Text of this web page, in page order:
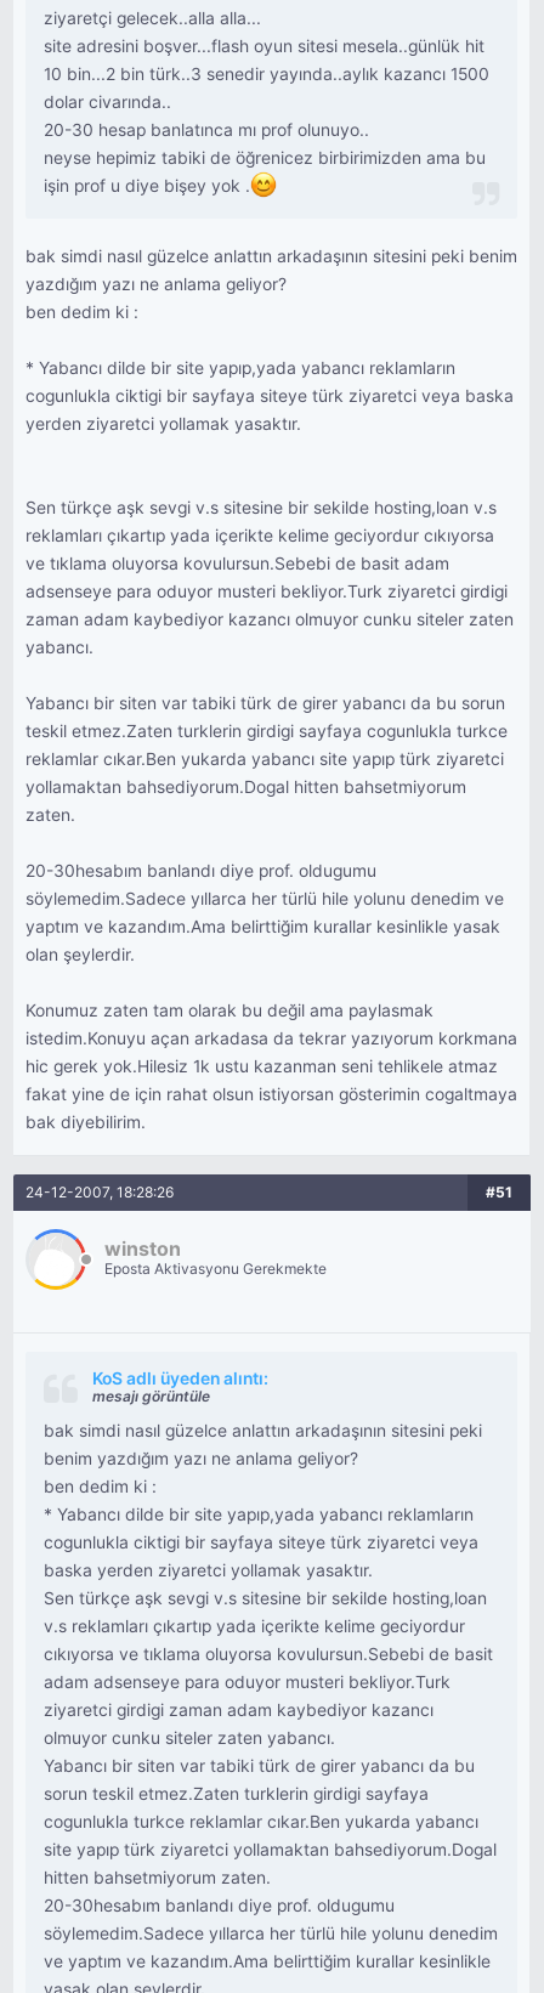
ziyaretçi gelecek..alla alla...
site adresini boşver...flash oyun sitesi mesela..günlük hit
10 bin...2 bin türk..3 senedir yayında..aylık kazancı 1500
dolar civarında..
20-30 hesap banlatınca mı prof olunuyo..
neyse hepimiz tabiki de öğrenicez birbirimizden ama bu
işin prof u diye bişey yok .
bak simdi nasıl güzelce anlattın arkadaşının sitesini peki benim
yazdığım yazı ne anlama geliyor?
ben dedim ki :
* Yabancı dilde bir site yapıp,yada yabancı reklamların
cogunlukla ciktigi bir sayfaya siteye türk ziyaretci veya baska
yerden ziyaretci yollamak yasaktır.
Sen türkçe aşk sevgi v.s sitesine bir sekilde hosting,loan v.s
reklamları çıkartıp yada içerikte kelime geciyordur cıkıyorsa
ve tıklama oluyorsa kovulursun.Sebebi de basit adam
adsenseye para oduyor musteri bekliyor.Turk ziyaretci girdigi
zaman adam kaybediyor kazancı olmuyor cunku siteler zaten
yabancı.
Yabancı bir siten var tabiki türk de girer yabancı da bu sorun
teskil etmez.Zaten turklerin girdigi sayfaya cogunlukla turkce
reklamlar cıkar.Ben yukarda yabancı site yapıp türk ziyaretci
yollamaktan bahsediyorum.Dogal hitten bahsetmiyorum
zaten.
20-30hesabım banlandı diye prof. oldugumu
söylemedim.Sadece yıllarca her türlü hile yolunu denedim ve
yaptım ve kazandım.Ama belirttiğim kurallar kesinlikle yasak
olan şeylerdir.
Konumuz zaten tam olarak bu değil ama paylasmak
istedim.Konuyu açan arkadasa da tekrar yazıyorum korkmana
hic gerek yok.Hilesiz 1k ustu kazanman seni tehlikele atmaz
fakat yine de için rahat olsun istiyorsan gösterimin cogaltmaya
bak diyebilirim.
24-12-2007, 18:28:26 #51
winston
Eposta Aktivasyonu Gerekmekte
KoS adlı üyeden alıntı:
mesajı görüntüle
bak simdi nasıl güzelce anlattın arkadaşının sitesini peki
benim yazdığım yazı ne anlama geliyor?
ben dedim ki :
* Yabancı dilde bir site yapıp,yada yabancı reklamların
cogunlukla ciktigi bir sayfaya siteye türk ziyaretci veya
baska yerden ziyaretci yollamak yasaktır.
Sen türkçe aşk sevgi v.s sitesine bir sekilde hosting,loan
v.s reklamları çıkartıp yada içerikte kelime geciyordur
cıkıyorsa ve tıklama oluyorsa kovulursun.Sebebi de basit
adam adsenseye para oduyor musteri bekliyor.Turk
ziyaretci girdigi zaman adam kaybediyor kazancı
olmuyor cunku siteler zaten yabancı.
Yabancı bir siten var tabiki türk de girer yabancı da bu
sorun teskil etmez.Zaten turklerin girdigi sayfaya
cogunlukla turkce reklamlar cıkar.Ben yukarda yabancı
site yapıp türk ziyaretci yollamaktan bahsediyorum.Dogal
hitten bahsetmiyorum zaten.
20-30hesabım banlandı diye prof. oldugumu
söylemedim.Sadece yıllarca her türlü hile yolunu denedim
ve yaptım ve kazandım.Ama belirttiğim kurallar kesinlikle